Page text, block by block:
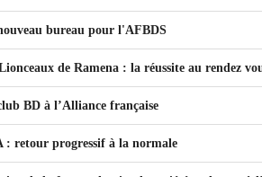
bureau pour l'AFBDS
de Ramena : la réussite au rendez
BD à l’Alliance française
: retour progressif à la normale